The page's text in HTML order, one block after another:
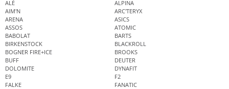
ALÉ
ALPINA
AIM'N
ARC'TERYX
ARENA
ASICS
ASSOS
ATOMIC
BABOLAT
BARTS
BIRKENSTOCK
BLACKROLL
BOGNER FIRE+ICE
BROOKS
BUFF
DEUTER
DOLOMITE
DYNAFIT
E9
F2
FALKE
FANATIC